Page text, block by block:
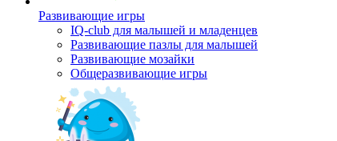
Развивающие игры
IQ-club для малышей и младенцев
Развивающие пазлы для малышей
Развивающие мозайки
Общеразвивающие игры